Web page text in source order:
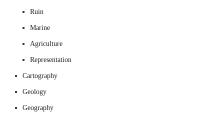
Ruin
Marine
Agriculture
Representation
Cartography
Geology
Geography